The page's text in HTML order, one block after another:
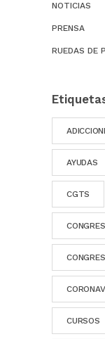
NOTICIAS
PRENSA
RUEDAS DE
AYUDAS
CGTS
CURSOS